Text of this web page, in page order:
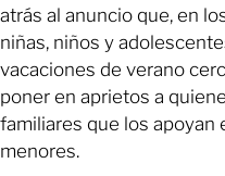
atrás al anuncio que, en
niñas, niños y
vacaciones de verano
poner en aprietos a
familiares que los apoyan
menores.